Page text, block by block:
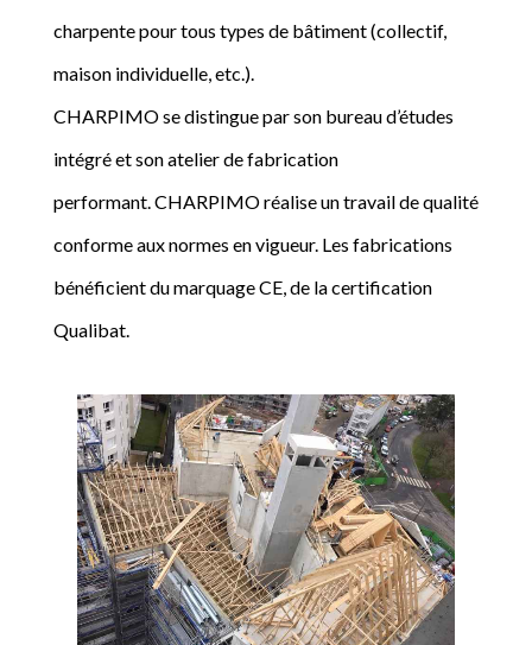
charpente pour tous types de bâtiment (collectif,
maison individuelle, etc.).
CHARPIMO se distingue par son bureau d’études
intégré et son atelier de fabrication
performant. CHARPIMO réalise un travail de qualité
conforme aux normes en vigueur. Les fabrications
bénéficient du marquage CE, de la certification
Qualibat.